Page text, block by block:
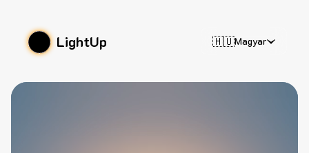
LightUp 🇭🇺Magyar